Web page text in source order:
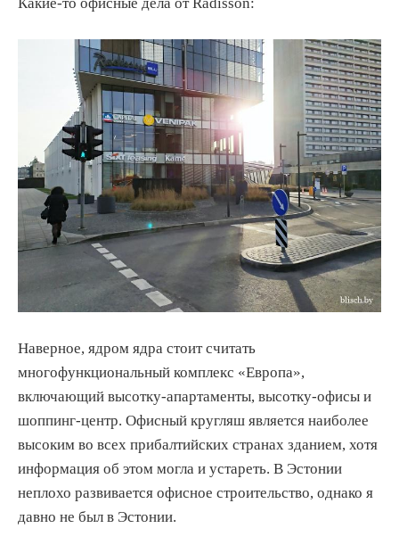
Наверное, ядром ядра стоит считать
многофункциональный комплекс «Европа»,
включающий высотку-апартаменты, высотку-офисы и
шоппинг-центр. Офисный кругляш является наиболее
высоким во всех прибалтийских странах зданием, хотя
информация об этом могла и устареть. В Эстонии
неплохо развивается офисное строительство, однако я
давно не был в Эстонии.